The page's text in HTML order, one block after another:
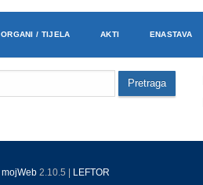
ORGANI / TIJELA AKTI ENASTAVA
mojWeb2.10.5 | LEFTOR